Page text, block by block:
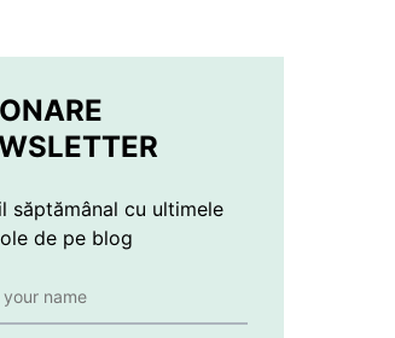
săptămânal cu ultimele
de pe blog